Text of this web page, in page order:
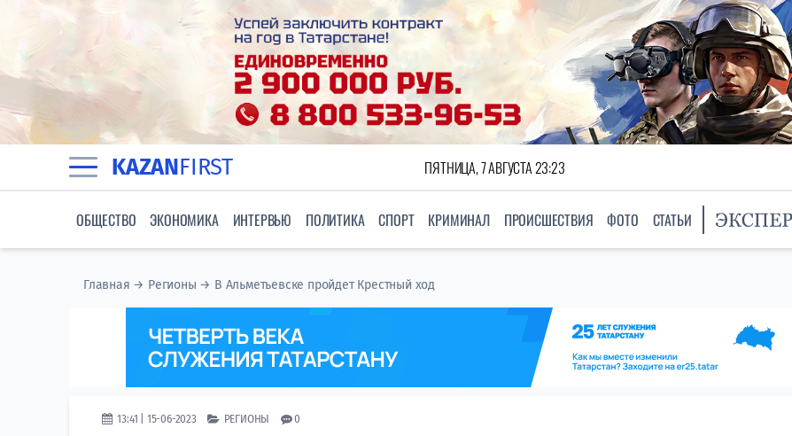
KAZANFIRST ПЯТНИЦА, 7 АВГУСТА 23:23
ОБЩЕСТВО ЭКОНОМИКА ИНТЕРВЬЮ ПОЛИТИКА СПОРТ КРИМИНАЛ ПРОИСШЕСТВИЯ ФОТО СТАТЬИ
Главная → Регионы → В Альметьевске пройдет Крестный ход
13:41 | 15-06-2023 РЕГИОНЫ 0